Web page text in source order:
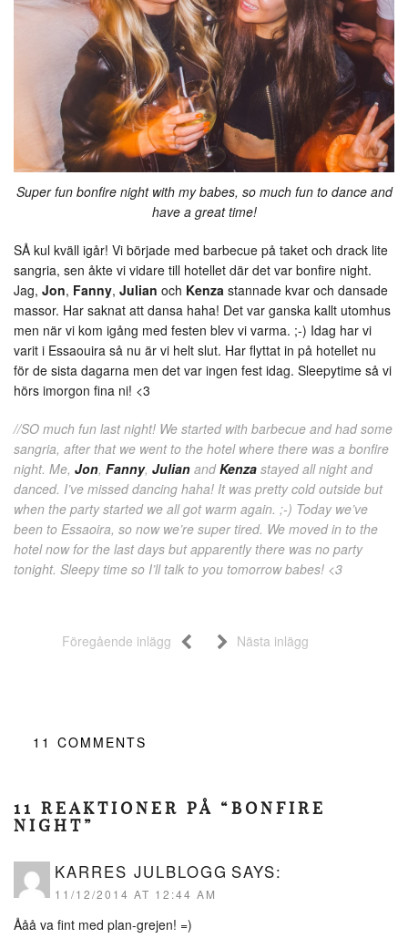
Super fun bonfire night with my babes, so much fun to dance and
have a great time!
SÅ kul kväll igår! Vi började med barbecue på taket och drack lite
sangria, sen åkte vi vidare till hotellet där det var bonfire night.
Jag, Jon, Fanny, Julian och Kenza stannade kvar och dansade
massor. Har saknat att dansa haha! Det var ganska kallt utomhus
men när vi kom igång med festen blev vi varma. ;-) Idag har vi
varit i Essaouira så nu är vi helt slut. Har flyttat in på hotellet nu
för de sista dagarna men det var ingen fest idag. Sleepytime så vi
hörs imorgon fina ni! <3
//SO much fun last night! We started with barbecue and had some
sangria, after that we went to the hotel where there was a bonfire
night. Me, Jon, Fanny, Julian andKenza stayed all night and
danced. I’ve missed dancing haha! It was pretty cold outside but
when the party started we all got warm again. ;-) Today we’ve
been to Essaoira, so now we’re super tired. We moved in to the
hotel now for the last days but apparently there was no party
tonight. Sleepy time so I’ll talk to you tomorrow babes! <3
Föregående inlägg Nästa inlägg
11 COMMENTS
11 REAKTIONER PÅ “BONFIRE
NIGHT”
KARRES JULBLOGG SAYS:
11/12/2014 AT 12:44 AM
Ååå va fint med plan-grejen! =)